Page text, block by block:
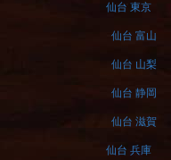
仙台 東京
仙台 富山
仙台 山梨
仙台 静岡
仙台 滋賀
仙台 兵庫